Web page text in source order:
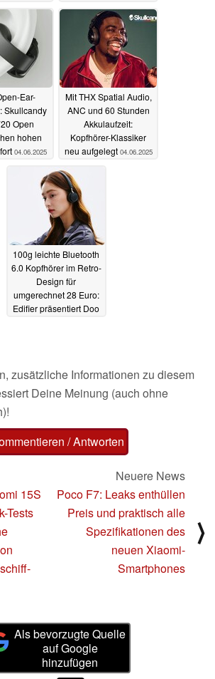
Ear-
Skullcandy
Open
hohen
04.06.2025
Mit THX Spatial Audio,
ANC und 60 Stunden
Akkulaufzeit:
Kopfhörer-Klassiker
neu aufgelegt 04.06.2025
100g leichte Bluetooth
6.0 Kopfhörer im Retro-
Design für
umgerechnet 28 Euro:
Edifier präsentiert Doo
zusätzliche Informationen zu diesem
Deine Meinung (auch ohne
/ Antworten
15S
Tests
Neuere News
Poco F7: Leaks enthüllen
Preis und praktisch alle
Spezifikationen des
neuen Xiaomi-
Smartphones
⟩
Als bevorzugte Quelle
auf Google
hinzufügen